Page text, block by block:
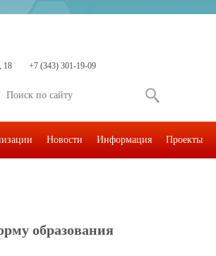
образования
18 +7 (343) 301-19-09
Новости Информация Проекты